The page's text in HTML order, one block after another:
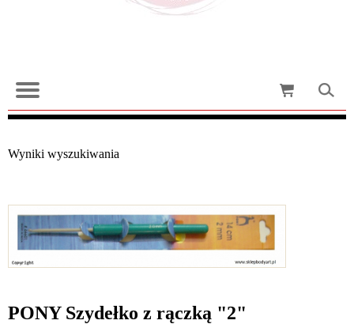
Wyniki wyszukiwania
PONY Szydełko z rączką "2"